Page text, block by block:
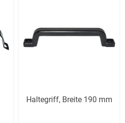
Haltegriff, Breite 190 mm